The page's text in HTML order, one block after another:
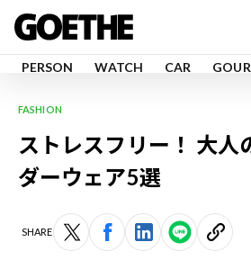
PERSON WATCH CAR
FASHION
ストレスフリー！ 大人
ダーウェア5選
SHARE